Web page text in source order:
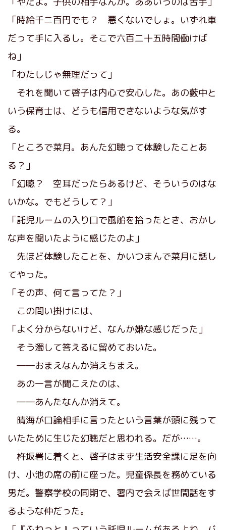
「時給千二百円でも？ 悪くないでしょ。いずれ車
だって手に入るし。そこで六百二十五時間働けば
ね」
「わたしじゃ無理だって」
それを聞いて啓子は内心で安心した。あの藪中と
いう保育士は、どうも信用できないような気がす
る。
「ところで菜月。あんた幻聴って体験したことあ
る？」
「幻聴？ 空耳だったらあるけど、そういうのはな
いかな。でもどうして？」
「託児ルームの入り口で風船を拾ったとき、おかし
な声を聞いたように感じたのよ」
先ほど体験したことを、かいつまんで菜月に話し
てやった。
「その声、何て言ってた？」
この問い掛けには、
「よく分からないけど、なんか嫌な感じだった」
そう濁して答えるに留めておいた。
――おまえなんか消えちまえ。
あの一言が聞こえたのは、
――あんたなんか消えて。
晴海が口論相手に言ったという言葉が頭に残って
いたために生じた幻聴だと思われる。だが……。
杵坂署に着くと、啓子はまず生活安全課に足を向
け、小池の席の前に座った。児童係長を務めている
男だ。警察学校の同期で、署内で会えば世間話をす
るような仲だった。